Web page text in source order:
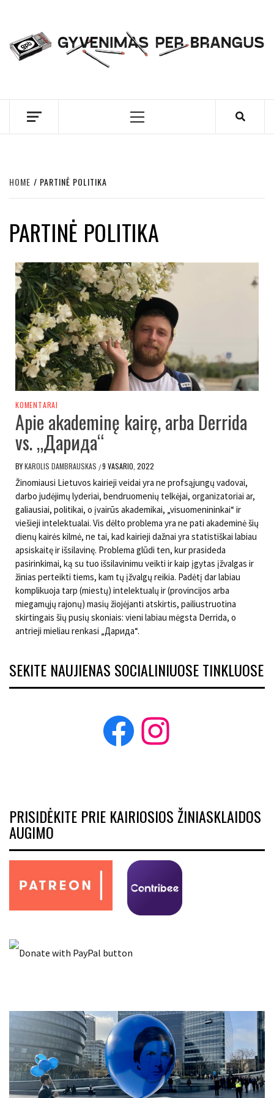
content
BRANGUS
Menu
HOME PARTINĖ POLITIKA
PARTINĖ POLITIKA
KOMENTARAI
Apie akademinę kairę, arba Derrida
vs. „Дарида“
BYKAROLIS DAMBRAUSKAS /9 VASARIO, 2022
Žinomiausi Lietuvos kairieji veidai yra ne profsąjungų vadovai,
darbo judėjimų lyderiai, bendruomenių telkėjai, organizatoriai ar,
galiausiai, politikai, o įvairūs akademikai, „visuomenininkai“ ir
viešieji intelektualai. Vis dėlto problema yra ne pati akademinė šių
dienų kairės kilmė, ne tai, kad kairieji dažnai yra statistiškai labiau
apsiskaitę ir išsilavinę. Problema glūdi ten, kur prasideda
pasirinkimai, ką su tuo išsilavinimu veikti ir kaip įgytas įžvalgas ir
žinias perteikti tiems, kam tų įžvalgų reikia. Padėtį dar labiau
komplikuoja tarp (miestų) intelektualų ir (provincijos arba
miegamųjų rajonų) masių žiojėjanti atskirtis, pailiustruotina
skirtingais šių pusių skoniais: vieni labiau mėgsta Derrida, o
antrieji mieliau renkasi „Дарида“.
SEKITE NAUJIENAS SOCIALINIUOSE TINKLUOSE
Facebook
Instagram
PRISIDĖKITE PRIE KAIRIOSIOS ŽINIASKLAIDOS
AUGIMO